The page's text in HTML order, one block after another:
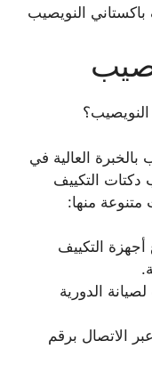
النويصيب
بالخبرة العالية في
دكتات التكييف
منها:
أجهزة التكييف
الدورية
الاتصال برقم